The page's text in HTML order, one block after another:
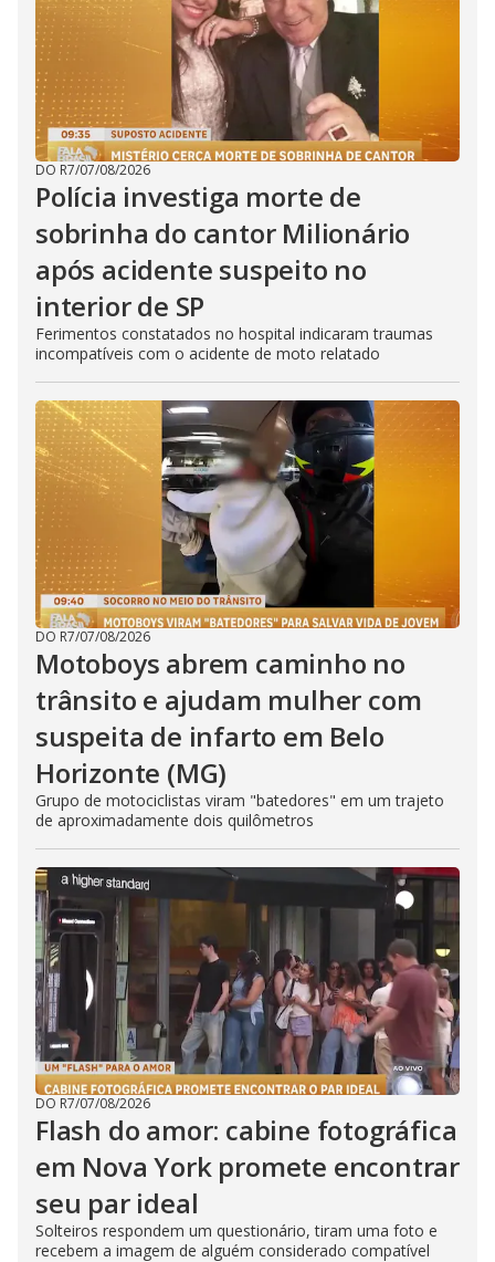
DO R7/07/08/2026
Polícia investiga morte de
sobrinha do cantor Milionário
após acidente suspeito no
interior de SP
Ferimentos constatados no hospital indicaram traumas
incompatíveis com o acidente de moto relatado
DO R7/07/08/2026
Motoboys abrem caminho no
trânsito e ajudam mulher com
suspeita de infarto em Belo
Horizonte (MG)
Grupo de motociclistas viram "batedores" em um trajeto
de aproximadamente dois quilômetros
DO R7/07/08/2026
Flash do amor: cabine fotográfica
em Nova York promete encontrar
seu par ideal
Solteiros respondem um questionário, tiram uma foto e
recebem a imagem de alguém considerado compatível